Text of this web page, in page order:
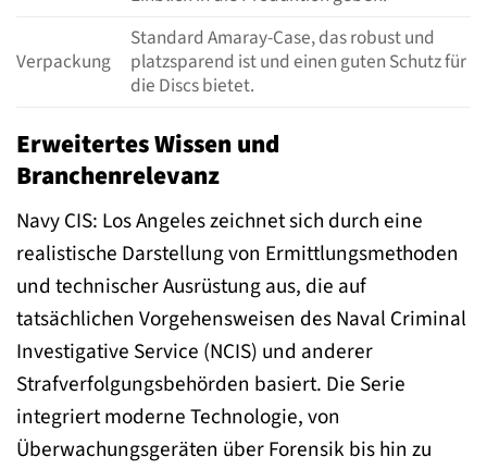
Verpackung
Standard Amaray-Case, das robust und
platzsparend ist und einen guten Schutz für
die Discs bietet.
Erweitertes Wissen und
Branchenrelevanz
Navy CIS: Los Angeles zeichnet sich durch eine
realistische Darstellung von Ermittlungsmethoden
und technischer Ausrüstung aus, die auf
tatsächlichen Vorgehensweisen des Naval Criminal
Investigative Service (NCIS) und anderer
Strafverfolgungsbehörden basiert. Die Serie
integriert moderne Technologie, von
Überwachungsgeräten über Forensik bis hin zu